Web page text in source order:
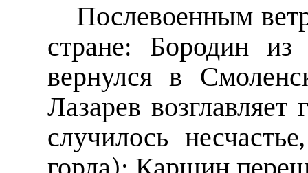
Послевоенным
стране: Бородин
вернулся в
Лазарев
случилось